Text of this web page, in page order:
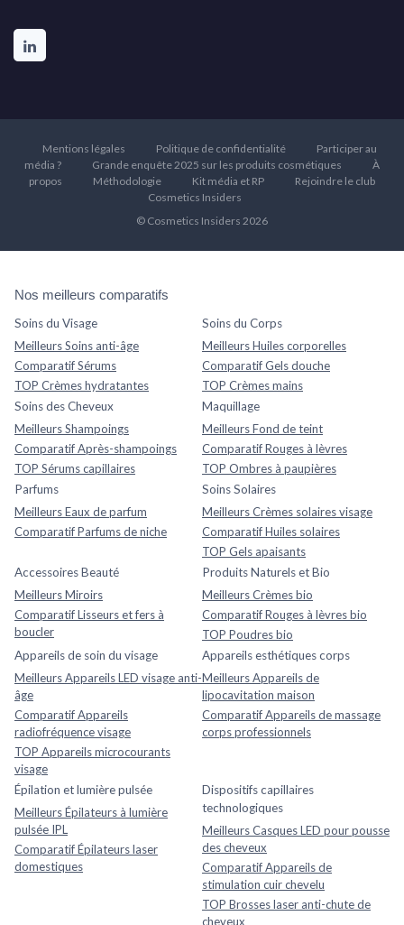
Mentions légales Politique de confidentialité
Participer au
média ?
Grande enquête 2025 sur les produits cosmétiques
À
propos
Méthodologie Kit média et RP
Rejoindre le club
Cosmetics Insiders
© Cosmetics Insiders 2026
Nos meilleurs comparatifs
Soins du Visage
Meilleurs Soins anti-âge
Comparatif Sérums
TOP Crèmes hydratantes
Soins du Corps
Meilleurs Huiles corporelles
Comparatif Gels douche
TOP Crèmes mains
Soins des Cheveux
Meilleurs Shampoings
Comparatif Après-shampoings
TOP Sérums capillaires
Maquillage
Meilleurs Fond de teint
Comparatif Rouges à lèvres
TOP Ombres à paupières
Parfums
Meilleurs Eaux de parfum
Comparatif Parfums de niche
Soins Solaires
Meilleurs Crèmes solaires visage
Comparatif Huiles solaires
TOP Gels apaisants
Accessoires Beauté
Meilleurs Miroirs
Comparatif Lisseurs et fers à
boucler
Produits Naturels et Bio
Meilleurs Crèmes bio
Comparatif Rouges à lèvres bio
TOP Poudres bio
Appareils de soin du visage
Meilleurs Appareils LED visage anti-
âge
Comparatif Appareils
radiofréquence visage
TOP Appareils microcourants
visage
Appareils esthétiques corps
Meilleurs Appareils de
lipocavitation maison
Comparatif Appareils de massage
corps professionnels
Épilation et lumière pulsée
Meilleurs Épilateurs à lumière
pulsée IPL
Comparatif Épilateurs laser
domestiques
Dispositifs capillaires
technologiques
Meilleurs Casques LED pour pousse
des cheveux
Comparatif Appareils de
stimulation cuir chevelu
TOP Brosses laser anti-chute de
cheveux